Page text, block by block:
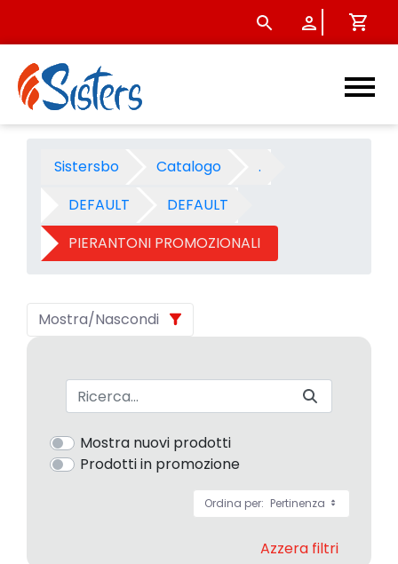
PIERANTONI
Sistersbo Catalogo
.
DEFAULT
DEFAULT
PIERANTONI PROMOZIONALI
Mostra/Nascondi
Barra di ricerca
Mostra nuovi prodotti
Prodotti in promozione
Ordina per: Pertinenza
Azzera filtri